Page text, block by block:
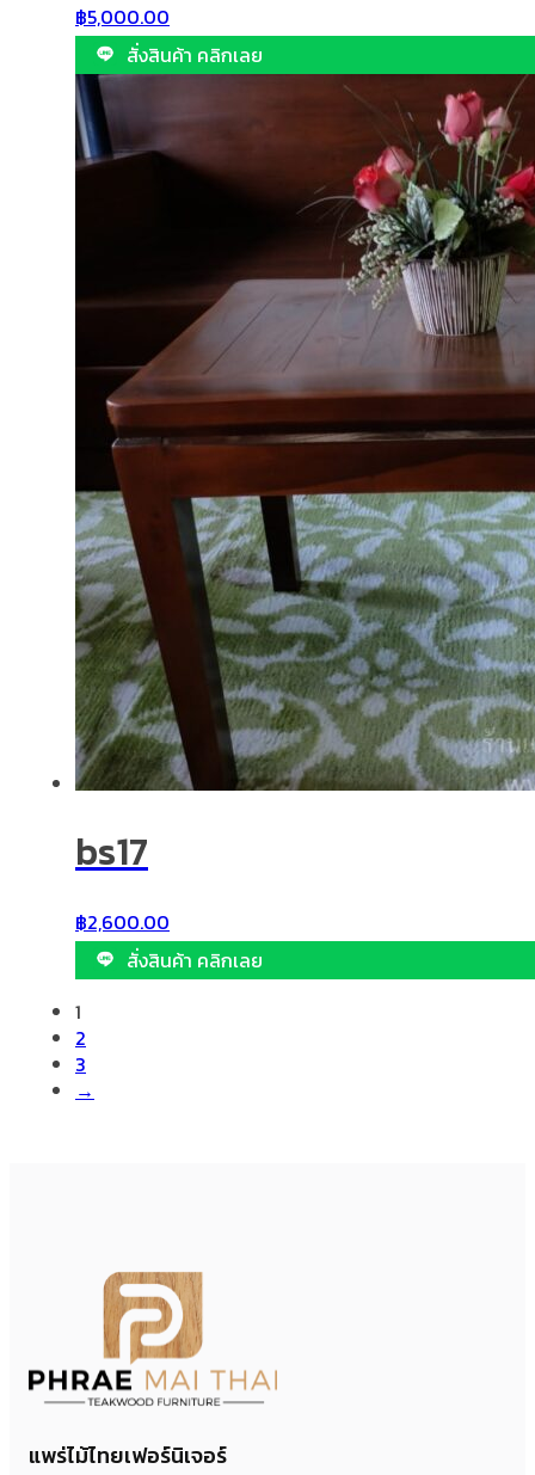
฿5,000.00
สั่งสินค้า คลิกเลย
bs17
฿2,600.00
สั่งสินค้า คลิกเลย
1
2
3
→
แพร่ไม้ไทยเฟอร์นิเจอร์